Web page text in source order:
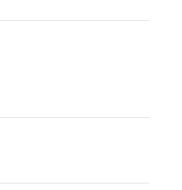
Mini® 6 Negro
Mini® 6 Midnight (selected)